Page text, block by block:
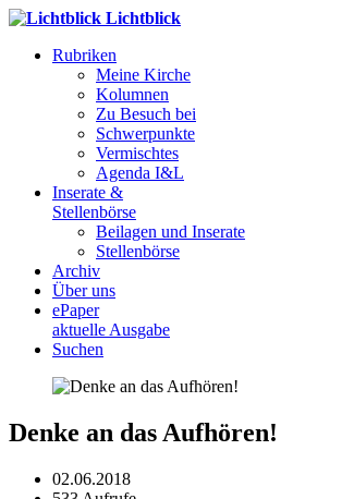
Lichtblick
Rubriken
Meine Kirche
Kolumnen
Zu Besuch bei
Schwerpunkte
Vermischtes
Agenda I&L
Inserate &
Stellenbörse
Beilagen und Inserate
Stellenbörse
Archiv
Über uns
ePaper
aktuelle Ausgabe
Suchen
Denke an das Aufhören!
02.06.2018